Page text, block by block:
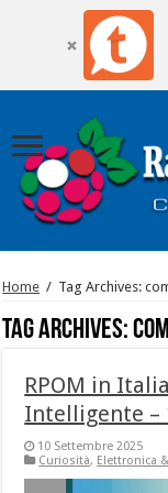
Home / Tag Archives:
Tag Archives:
RPOM in
Intelligente –
10 Settembre 2025
Curiosità, Elettronica